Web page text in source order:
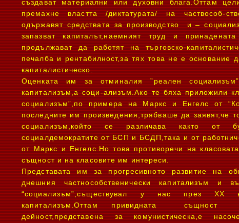
създават материални или духовни блага.Оттам
премахне властта /диктатурата/ на частвособ-
одържавят средствата за производство и –
запазват капиталът,наемният труд и
продължават да работят на търговско-
печалба и рентабилност,за тях това не е основание
капиталистическо.
Оценката им за отминалия ”реален
капитализъм,а соци-ализъм.Ако те бяха приложили
социализъм”,по примера на Маркс и Енгелс от
последните им произведения,трябваше да заявят,че
социализъм,който се различава както от
социалдемократите от БСП и БСДП,така и от
от Маркс и Енгелс.Но това противоречи на
същност и на класовите им интереси.
Представата им за прогресивното развитие на
днешния частнособственически капитализъм и
“социализъм”,съществувал у нас през ХХ
капитализъм.Оттам привидната същност
дейност,представена за комунистическа,е